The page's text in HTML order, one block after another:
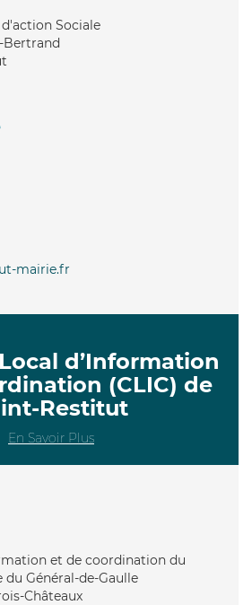
Sociale
Bertrand
mairie.fr
d’Information
(CLIC) de
Restitut
En Savoir Plus
et de coordination du
du Général-de-Gaulle
Châteaux